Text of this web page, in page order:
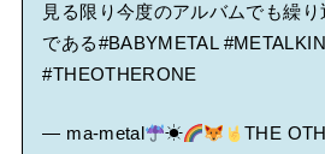
見る限り今度のアルバムでも繰
である#BABYMETAL
#THEOTHERONE
— ma-metal ☀
THE